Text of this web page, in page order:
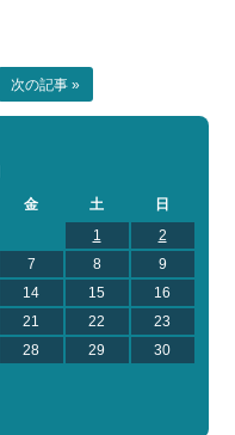
次の記事 »
金 土
日
1
2
7 8
9
14 15
16
21 22
23
28 29
30